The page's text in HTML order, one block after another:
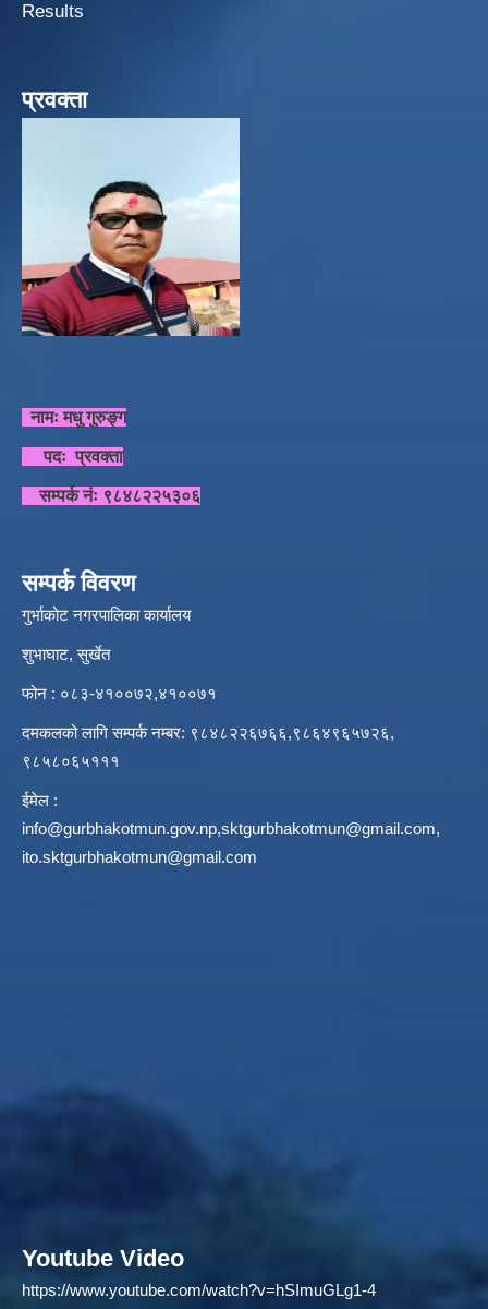
Results
प्रवक्ता
नामः मधु गुरुङ्ग
पदः प्रवक्ता
सम्पर्क नंः ९८४८२२५३०६
सम्पर्क विवरण
गुर्भाकोट नगरपालिका कार्यालय
शुभाघाट, सुर्खेत
फोन : ०८३-४१००७२,४१००७१
दमकलको लागि सम्पर्क नम्बर: ९८४८२२६७६६,९८६४९६५७२६,
९८५८०६५१११
ईमेल :
info@gurbhakotmun.gov.np,sktgurbhakotmun@gmail.com,
ito.sktgurbhakotmun@gmail.com
Youtube Video
https://www.youtube.com/watch?v=hSImuGLg1-4